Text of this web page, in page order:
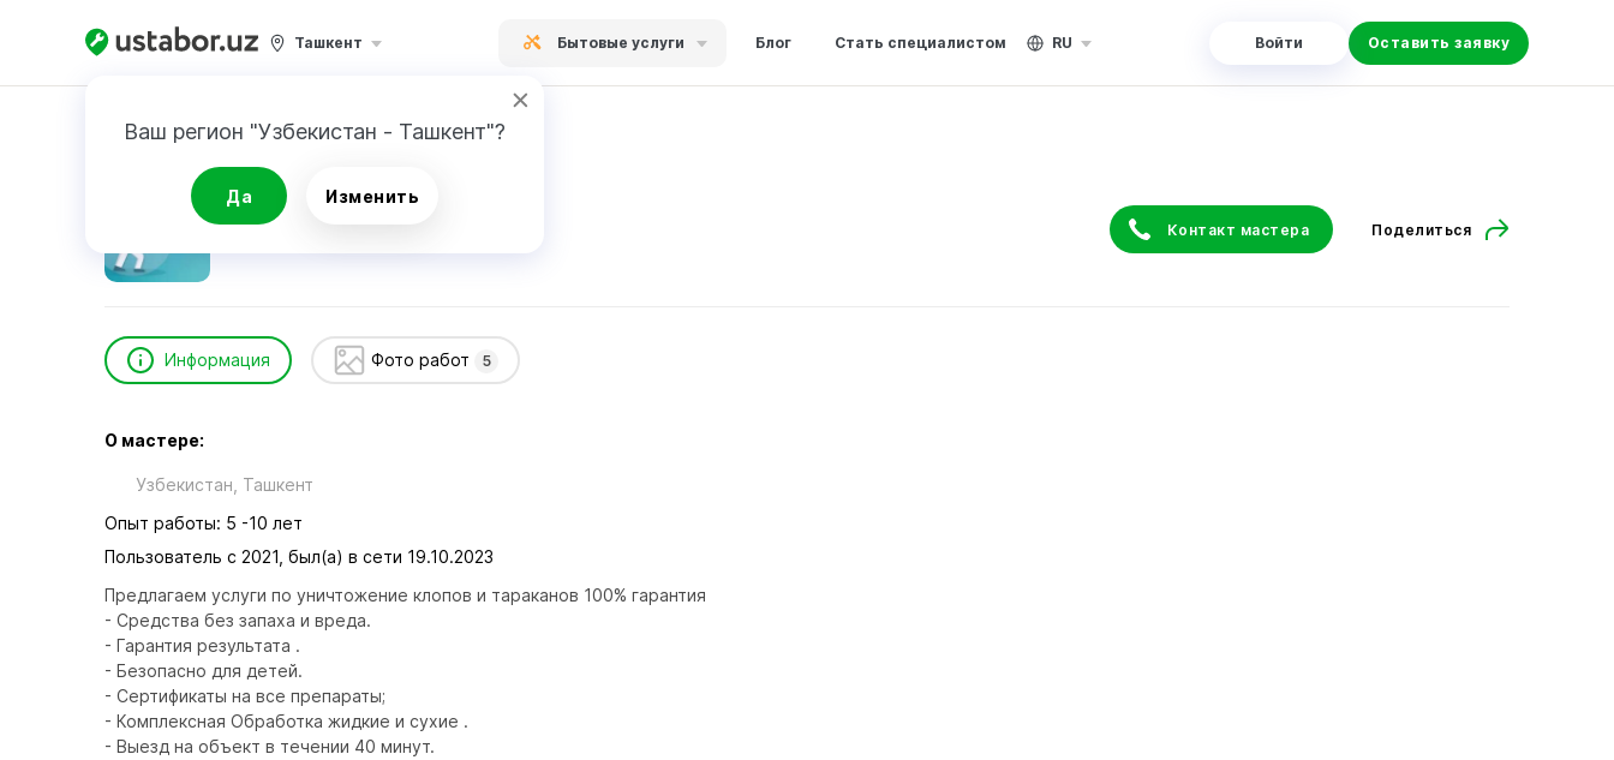
Ташкент Бытовые услуги Блог Стать специалистом RU Войти Оставить заявку
Ваш регион "Узбекистан - Ташкент"?
Да Изменить
Главная Бытовые услуги Дезинфекция
Дезинфекция
Контакт мастера Поделиться
Информация Фото работ 5
О мастере:
Узбекистан, Ташкент
Опыт работы: 5 -10 лет
Пользователь с 2021, был(а) в сети 19.10.2023
Предлагаем услуги по уничтожение клопов и тараканов 100% гарантия
- Средства без запахa и вреда.
- Гарантия результата .
- Безопасно для детей.
- Сертификаты на все препараты;
- Комплексная Обработка жидкие и сухие .
- Выезд на объект в течении 40 минут.